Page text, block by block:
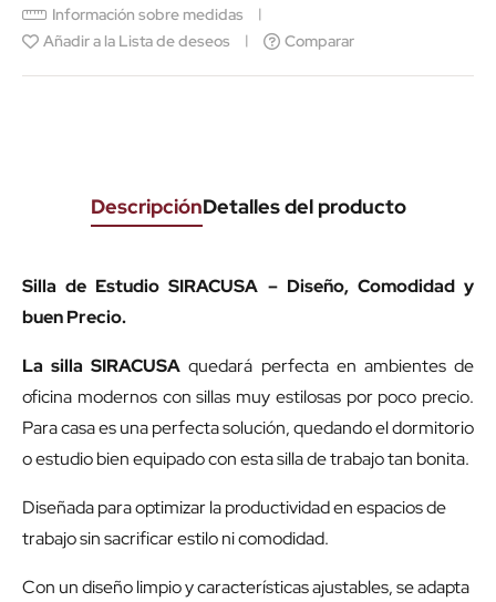
Información sobre medidas
Añadir a la Lista de deseos
Comparar
DescripciónDetalles del producto
Silla de Estudio SIRACUSA – Diseño, Comodidad y
buen Precio.
La silla SIRACUSA quedará perfecta en ambientes de
oficina modernos con sillas muy estilosas por poco precio.
Para casa es una perfecta solución, quedando el dormitorio
o estudio bien equipado con esta silla de trabajo tan bonita.
Diseñada para optimizar la productividad en espacios de
trabajo sin sacrificar estilo ni comodidad.
Con un diseño limpio y características ajustables, se adapta